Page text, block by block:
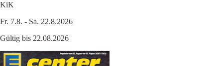
KiK
Fr. 7.8. - Sa. 22.8.2026
Gültig bis 22.08.2026